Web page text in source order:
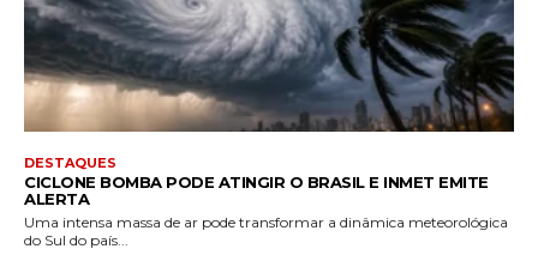
DESTAQUES
CICLONE BOMBA PODE ATINGIR O BRASIL E INMET EMITE
ALERTA
Uma intensa massa de ar pode transformar a dinâmica meteorológica
do Sul do país...